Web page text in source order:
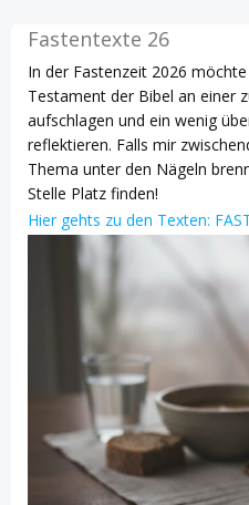
Navigation
Navigation
Fastentexte 26
In der Fastenzeit 2026
Testament der Bibel an einer
aufschlagen und ein wenig
reflektieren. Falls mir
Thema unter den Nägeln
Stelle Platz finden!
Hier gehts zu den Texten: